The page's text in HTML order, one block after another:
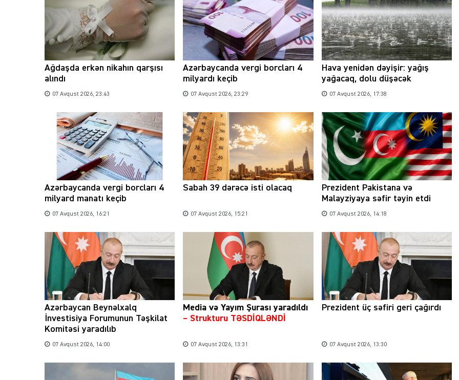
Ağdaşda erkən nikahın qarşısı
alındı
07 Avqust 2026, 23:43
Azərbaycanda vergi borcları 4
milyardı keçib
07 Avqust 2026, 23:29
Hava yenidən dəyişir: yağış
yağacaq, dolu düşəcək
07 Avqust 2026, 17:38
Azərbaycanda vergi borcları 4
milyard manatı keçib
07 Avqust 2026, 16:21
Sabah 39 dərəcə isti olacaq
07 Avqust 2026, 15:21
Prezident Pakistana və
Malayziyaya səfir təyin etdi
07 Avqust 2026, 14:18
Azərbaycan Beynəlxalq
İnvestisiya Forumunun Təşkilat
Komitəsi yaradılıb
07 Avqust 2026, 14:00
Media və Yayım Şurası yaradıldı
– Strukturu TƏSDİQLƏNDİ
07 Avqust 2026, 13:31
Prezident üç səfiri geri çağırdı
07 Avqust 2026, 13:30